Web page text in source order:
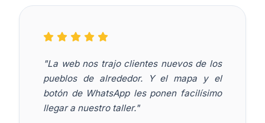
"La web nos trajo clientes nuevos de los
pueblos de alrededor. Y el mapa y el
botón de WhatsApp les ponen facilísimo
llegar a nuestro taller."